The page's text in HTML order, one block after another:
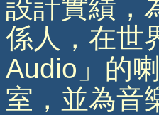
設計實績，
係人，在世
Audio 」的
室，並為音